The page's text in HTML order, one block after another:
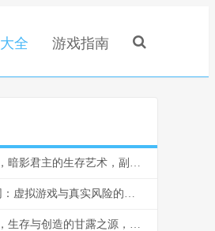
全 游戏指南
王者荣耀芈月怎么走位，暗影君主的生存艺术，副标题，穿梭战场的永恒之力
王者彩票一分快3计划网：虚拟游戏与真实风险的边界反思
我的世界怎么做牛奶桶，生存与创造的甘露之源，副标题，从奶牛到桶的田园诗篇